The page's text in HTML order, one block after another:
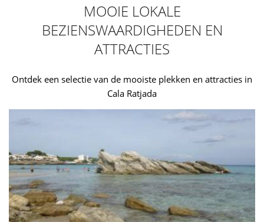
MOOIE LOKALE
BEZIENSWAARDIGHEDEN EN
ATTRACTIES
Ontdek een selectie van de mooiste plekken en attracties in
Cala Ratjada